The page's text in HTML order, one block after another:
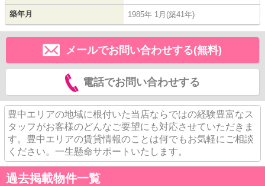
築年月 1985年 1月(築41年)
メールでお問い合わせする(無料)
電話でお問い合わせする
豊中エリアの地域に根付いた当店ならではの経験豊富なス
タッフがお客様のどんなご要望にも対応させていただきま
す。豊中エリアの賃貸情報のことは何でもお気軽にご相談
ください。一生懸命サポートいたします。
過去掲載物件一覧